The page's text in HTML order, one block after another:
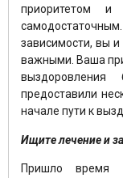
приоритетом
зависимости, вы
важными. Ваша
предоставили
начале пути к
Ищите лечение и
Пришло время